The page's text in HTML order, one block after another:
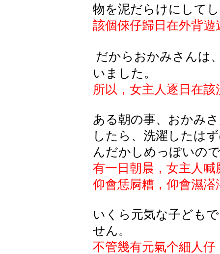
物を泥だらけにして
該個倈仔歸日在外背
だからおかみさんは
いました 。
所以，女主人逐日在
ある朝の事、 おかみ
したら 、洗濯 したは
んだかしめっぽいの
有一日朝晨，女主人
仰會恁屙糟，仰會濕溚
いくら元気な子ども
せん。
不管幾有元氣个細人